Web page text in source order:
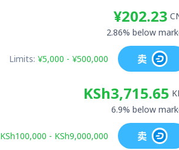
¥202.23
2.86% below
Limits: ¥5,000 - ¥500,000 卖
KSh3,715.65
6.9% below
KSh100,000 - KSh9,000,000 卖